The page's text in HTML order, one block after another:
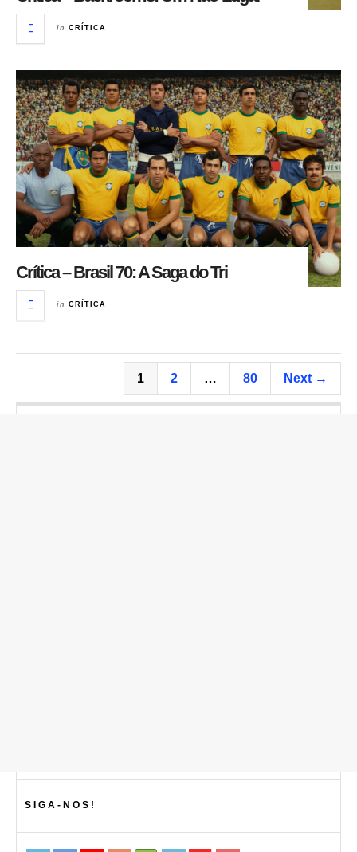
in CRÍTICA
Crítica – Brasil 70: A Saga do Tri
in CRÍTICA
1 2 … 80 Next →
SIGA-NOS!